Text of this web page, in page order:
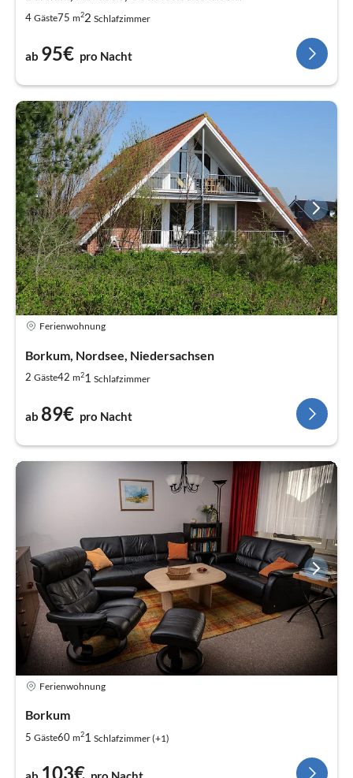
4 Gäste75 m22 Schlafzimmer
ab 95€ pro Nacht
Ferienwohnung
Borkum, Nordsee, Niedersachsen
2 Gäste42 m21 Schlafzimmer
ab 89€ pro Nacht
Ferienwohnung
Borkum
5 Gäste60 m21 Schlafzimmer (+1)
103€